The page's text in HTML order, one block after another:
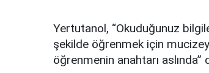
Yertutanol, “Okuduğunuz
şekilde öğrenmek için
öğrenmenin anahtarı aslında”